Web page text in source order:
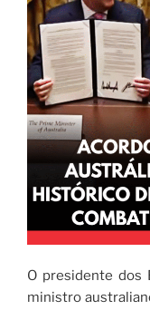
O presidente dos
ministro